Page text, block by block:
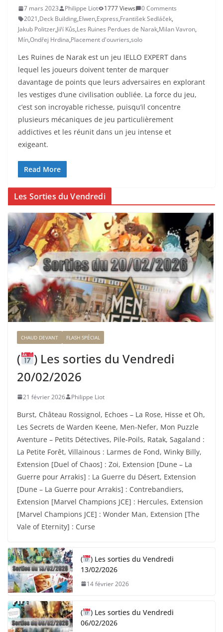
7 mars 2023 Philippe Liot 1777 Views
0 Comments
2021,Deck Building,Elwen,Express,František Sedláček,
Jakub Politzer,Jiří Kůs,Les Ruines Perdues de Narak,Milan Vavron,
Mín,Ondřej Hrdina,Placement d'ouvriers,solo
Les Ruines de Narak est un jeu IELLO EXPERT dans
lequel les joueurs doivent tenter de marquer
davantage de points que leurs adversaires en explorant
les vestiges d’une civilisation oubliée. La force du jeu,
c’est son incroyable richesse, puisqu’il concentre
plusieurs mécaniques de jeu particulièrement
addictives et les réunit dans un jeu intense et
exigeant.
Read More
Les Sorties du Vendredi
CHAUD DEVANT FLASH SPÉCIAL
(
) Les sorties du Vendredi
20/02/2026
21 février 2026 Philippe Liot
Burst, Château Rossignol, Echoes – La Rose, Hisse et Oh,
Les Secrets de Warden Keene, Men-Nefer, Mon Puzzle
Aventure – Petits Détectives, Pile-Poils, Ratak, Sagaland :
La Petite Forêt, Villainous : Larmes de Fond, Winky Billy,
Extension [Duel of Chaos] : Zoi, Extension [Dune – La
Guerre pour Arrakis] : La Guerre du Désert, Extension
[Dune – La Guerre pour Arrakis] : Contrebandiers,
Extension [Marvel Champions JCE] : Hercules, Extension
[Marvel Champions JCE] : Wonder Man, Extension [The
Vale of Eternity] : Curse
(
) Les sorties du Vendredi
13/02/2026
14 février 2026
(
) Les sorties du Vendredi
06/02/2026